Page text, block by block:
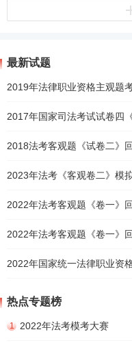
最新试题
2019年法律职业资格主观题
2017年国家司法考试试卷四
2018法考客观题《试卷二》
2023年法考《客观卷二》模
2022年法考客观题《卷一》
2022年法考客观题《卷一》
2022年国家统一法律职业资
热点专题榜
1 2022年法考模考大赛